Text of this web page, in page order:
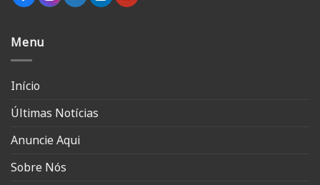
Menu
Início
Últimas Notícias
Anuncie Aqui
Sobre Nós